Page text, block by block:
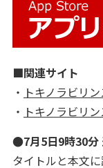
■関連サイト
・ トキノラビリ
・ トキノラビリ
●7月5日9時30分
タイトルと本文